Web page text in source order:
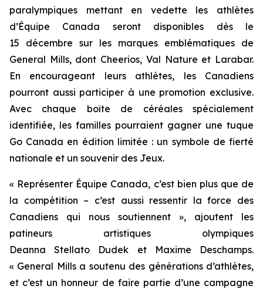
paralympiques mettant en vedette les athlètes
d’Équipe Canada seront disponibles dès le
15 décembre sur les marques emblématiques de
General Mills, dont Cheerios, Val Nature et Larabar.
En encourageant leurs athlètes, les Canadiens
pourront aussi participer à une promotion exclusive.
Avec chaque boîte de céréales spécialement
identifiée, les familles pourraient gagner une tuque
Go Canada en édition limitée : un symbole de fierté
nationale et un souvenir des Jeux.
« Représenter Équipe Canada, c’est bien plus que de
la compétition – c’est aussi ressentir la force des
Canadiens qui nous soutiennent », ajoutent les
patineurs artistiques olympiques
Deanna Stellato Dudek et Maxime Deschamps.
« General Mills a soutenu des générations d’athlètes,
et c’est un honneur de faire partie d’une campagne